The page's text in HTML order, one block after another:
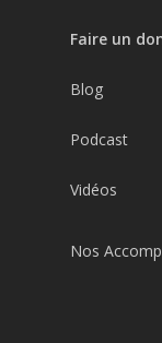
Faire un
Blog
Podcast
Vidéos
Nos